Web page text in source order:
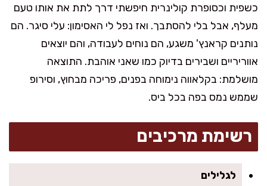
כשפית וכסופרת קולינרית חיפשתי דרך לתת את אותו טעם
מעלף, אבל בלי להסתבך. ואז נפל לי האסימון: עלי סיגר. הם
נותנים קראנץ' משגע, הם נוחים לעבודה, והם יוצאים
אווריריים ושבירים בדיוק כמו שאני אוהבת. התוצאה
מושלמת: בקלאווה נימוחה בפנים, פריכה מבחוץ, וסירופ
שממש נמס בפה בכל ביס.
רשימת מרכיבים
לגלילים